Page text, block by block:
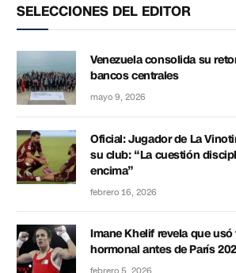
SELECCIONES DEL EDITOR
Venezuela consolida su
bancos centrales
mayo 9, 2026
Oficial: Jugador de La
su club: “La cuestión
encima”
febrero 16, 2026
Imane Khelif revela que
hormonal antes de París